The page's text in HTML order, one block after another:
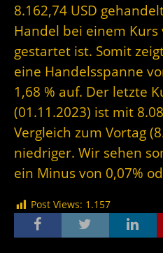
8.162,74 USD
Handel bei einem Kurs
gestartet ist. Somit
eine Handelsspanne
1,68 % auf. Der letzte
(01.11.2023) ist mit
Vergleich zum Vortag
niedriger. Wir sehen
ein Minus von 0,07%
Post Views: 1.157